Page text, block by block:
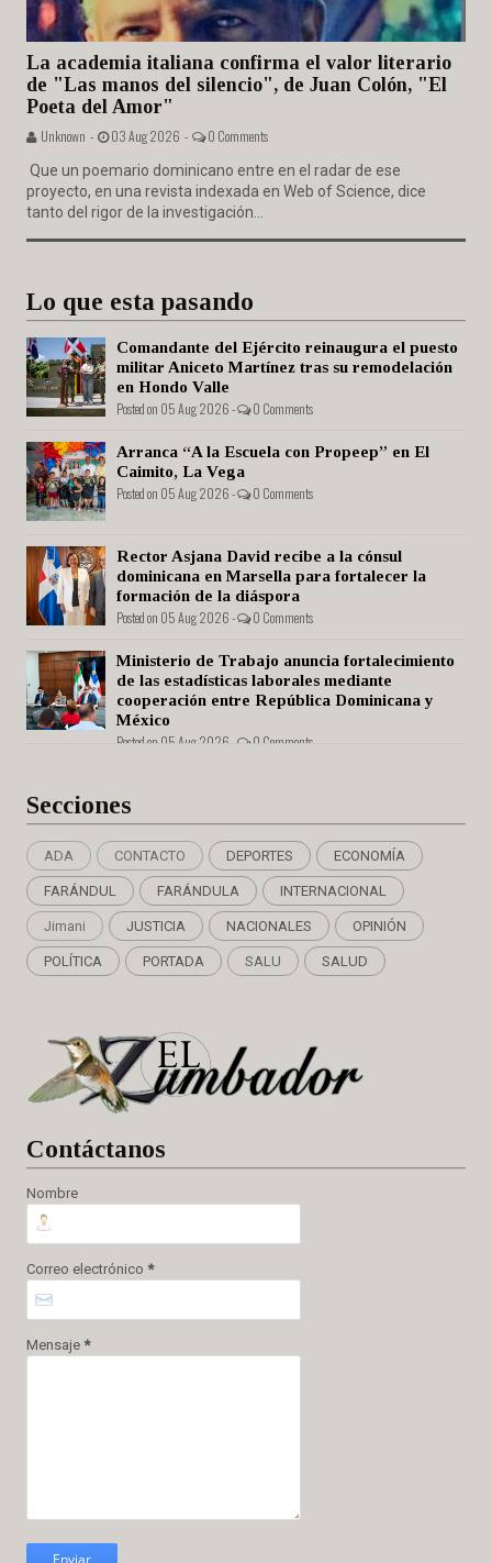
La academia italiana confirma el valor literario
de "Las manos del silencio", de Juan Colón, "El
Poeta del Amor"
Unknown - 03 Aug 2026 - 0 Comments
Que un poemario dominicano entre en el radar de ese
proyecto, en una revista indexada en Web of Science, dice
tanto del rigor de la investigación...
Lo que esta pasando
Comandante del Ejército reinaugura el puesto
militar Aniceto Martínez tras su remodelación
en Hondo Valle
Posted on 05 Aug 2026 - 0 Comments
Arranca “A la Escuela con Propeep” en El
Caimito, La Vega
Posted on 05 Aug 2026 - 0 Comments
Rector Asjana David recibe a la cónsul
dominicana en Marsella para fortalecer la
formación de la diáspora
Posted on 05 Aug 2026 - 0 Comments
Ministerio de Trabajo anuncia fortalecimiento
de las estadísticas laborales mediante
cooperación entre República Dominicana y
México
Posted on 05 Aug 2026 - 0 Comments
Secciones
ADA CONTACTO DEPORTES ECONOMÍA
FARÁNDUL FARÁNDULA INTERNACIONAL
Jimani JUSTICIA NACIONALES OPINIÓN
POLÍTICA PORTADA SALU SALUD
Contáctanos
Nombre
Correo electrónico *
Mensaje *